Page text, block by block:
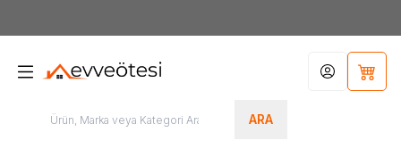
ARA
Hesabım